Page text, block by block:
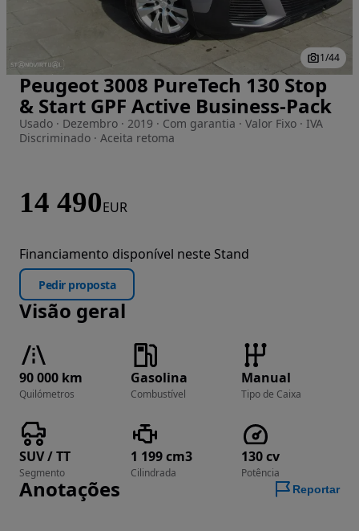
Imagem 1 de 44
1/44
Peugeot 3008 PureTech 130 Stop
& Start GPF Active Business-Pack
Usado · Dezembro · 2019 · Com garantia · Valor Fixo · IVA
Discriminado · Aceita retoma
14 490EUR
Financiamento disponível neste Stand
Pedir proposta
Visão geral
90 000 km
Quilómetros
Gasolina
Combustível
Manual
Tipo de Caixa
SUV / TT
Segmento
1 199 cm3
Cilindrada
130 cv
Potência
Anotações Reportar